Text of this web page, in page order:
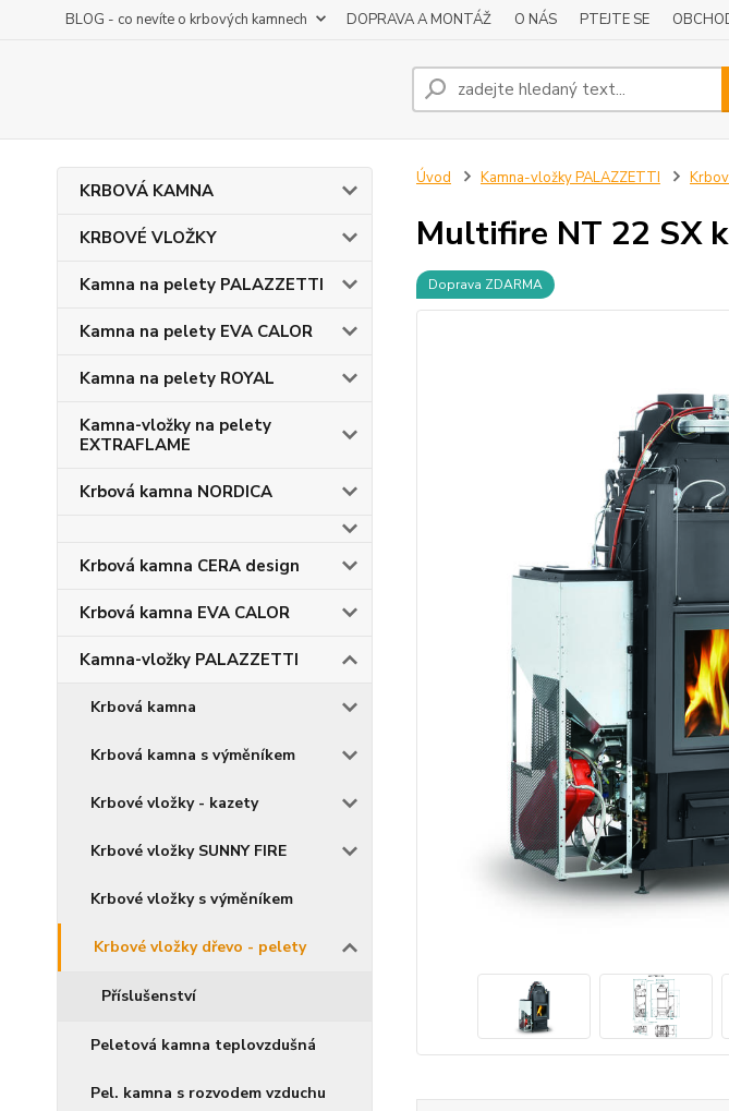
BLOG - co nevíte o krbových kamnech DOPRAVA A MONTÁŽ O NÁS PTEJTE SE
KRBOVÁ KAMNA
KRBOVÉ VLOŽKY
Kamna na pelety PALAZZETTI
Kamna na pelety EVA CALOR
Kamna na pelety ROYAL
Kamna-vložky na pelety
EXTRAFLAME
Krbová kamna NORDICA
Krbová kamna CERA design
Krbová kamna EVA CALOR
Kamna-vložky PALAZZETTI
Krbová kamna
Krbová kamna s výměníkem
Krbové vložky - kazety
Krbové vložky SUNNY FIRE
Krbové vložky s výměníkem
Krbové vložky dřevo - pelety
Příslušenství
Peletová kamna teplovzdušná
Pel. kamna s rozvodem vzduchu
Úvod Kamna-vložky PALAZZETTI
Multifire NT 22 SX
Doprava ZDARMA